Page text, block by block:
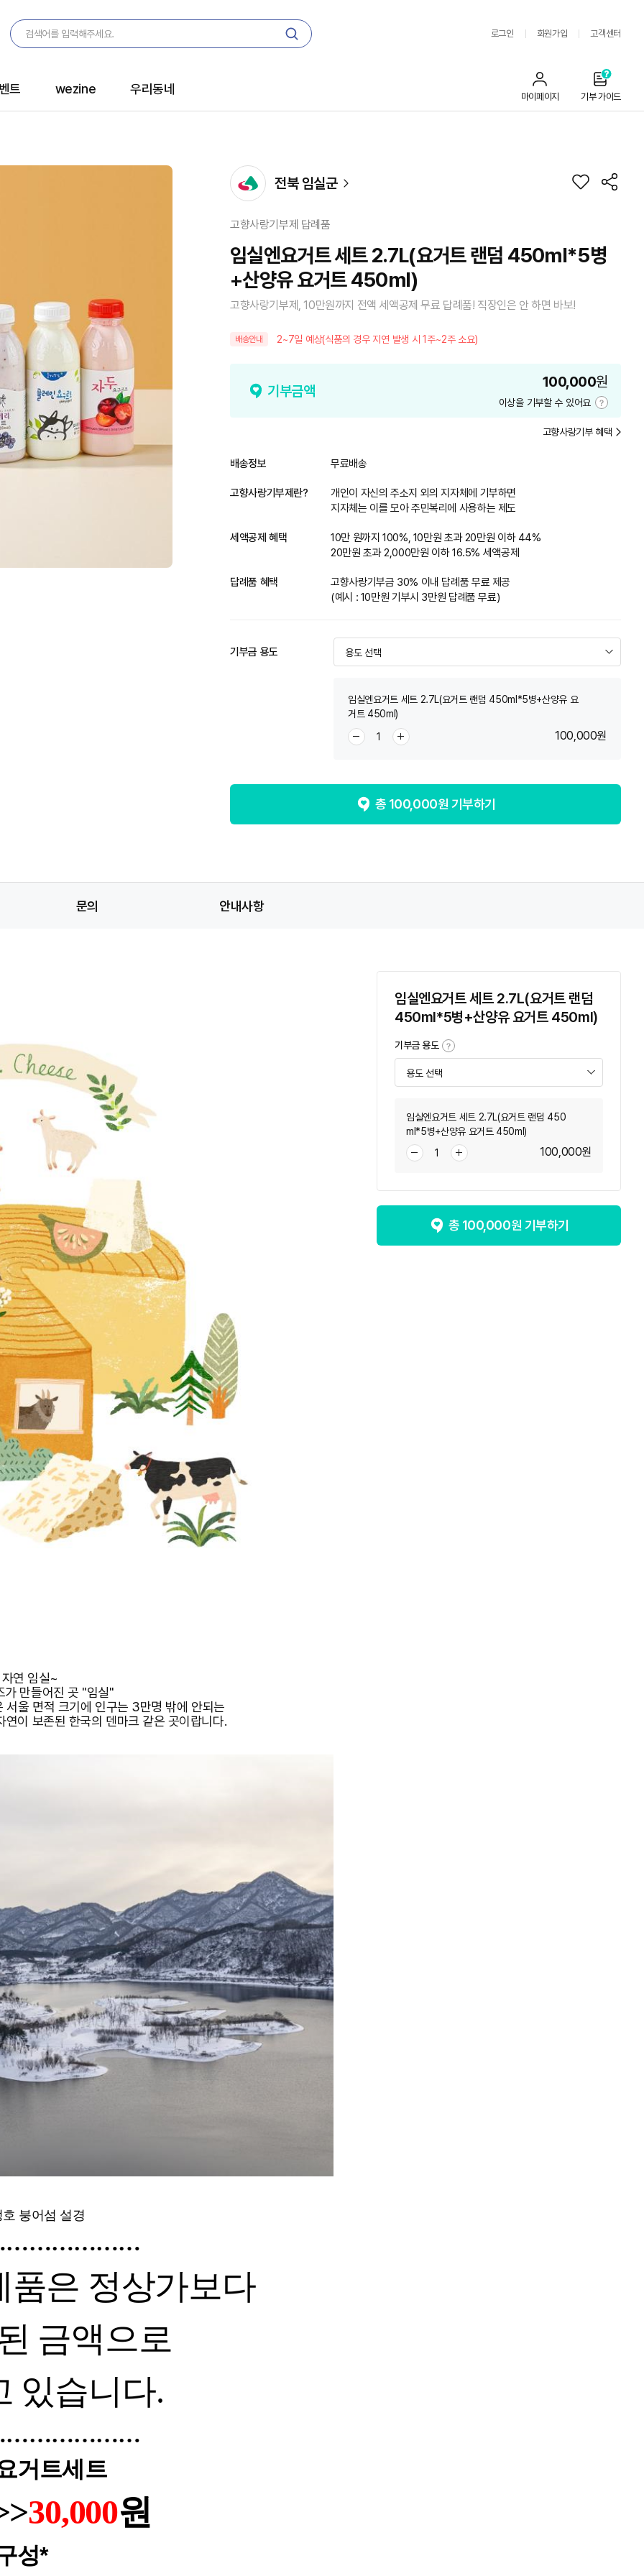
로그인 회원가입 고객센터
트 wezine 우리동네
마이페이지 기부 가이드
전북 임실군
고향사랑기부제 답례품
임실엔요거트 세트 2.7L(요거트 랜덤 450ml*5병
+산양유 요거트 450ml)
고향사랑기부제, 10만원까지 전액 세액공제 무료 답례품! 직장인은 안 하면 바보!
배송안내 2~7일 예상(식품의 경우 지연 발생 시 1주~2주 소요)
기부금액
100,000원
이상을 기부할 수 있어요
기
금
고향사랑기부 혜택
배송정보 무료배송
고향사랑기부제란?
개인이 자신의 주소지 외의 지자체에 기부하면
지자체는 이를 모아 주민복리에 사용하는 제도
세액공제 혜택
10만 원까지 100%, 10만원 초과 20만원 이하 44%
20만원 초과 2,000만원 이하 16.5% 세액공제
답례품 혜택
고향사랑기부금 30% 이내 답례품 무료 제공
(예시 : 10만원 기부시 3만원 답례품 무료)
기부금 용도
임실엔요거트 세트 2.7L(요거트 랜덤 450ml*5병+산양유 요
거트 450ml)
100,000원
총 100,000원 기부하기
문의 안내사항
연 임실~
가 만들어진 곳 "임실"
서울 면적 크기에 인구는 3만명 밖에 안되는
이 보존된 한국의 덴마크 같은 곳이랍니다.
붕어섬 설경
품은 정상가보다
금액으로
있습니다.
거트세트
30,000원
성*
임실엔요거트 세트 2.7L(요거트 랜덤
450ml*5병+산양유 요거트 450ml)
기부금 용도
임실엔요거트 세트 2.7L(요거트 랜덤 450
ml*5병+산양유 요거트 450ml)
100,000원
총 100,000원 기부하기